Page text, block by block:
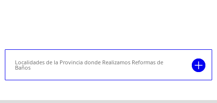
Localidades de la Provincia donde Realizamos Reformas de
Baños